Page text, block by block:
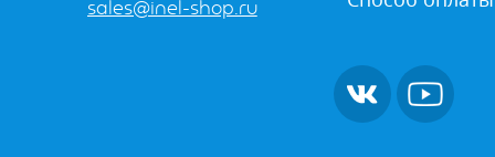
sales@inel-shop.ru